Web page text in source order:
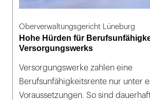
Oberverwaltungsgericht Lüneburg
Hohe Hürden für
Versorgungswerks
Versorgungswerke zahlen eine
Berufsunfähigkeitsrente nur unter
Voraussetzungen. So sind